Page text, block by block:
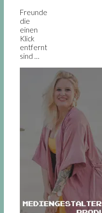
Freunde
die
einen
Klick
entfernt
sind …